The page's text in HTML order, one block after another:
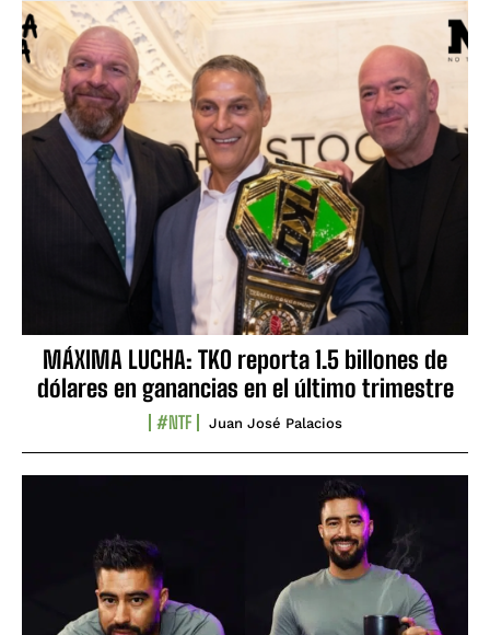
MÁXIMA LUCHA: TKO reporta 1.5 billones de
dólares en ganancias en el último trimestre
#NTF Juan José Palacios